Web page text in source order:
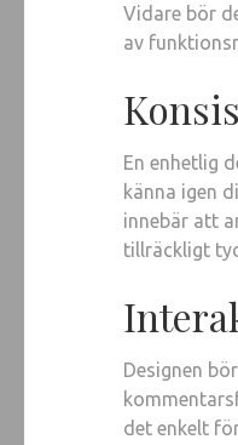
Vidare bör
av
En enhetlig
känna igen
innebär att
tillräckligt
Designen
det enkelt